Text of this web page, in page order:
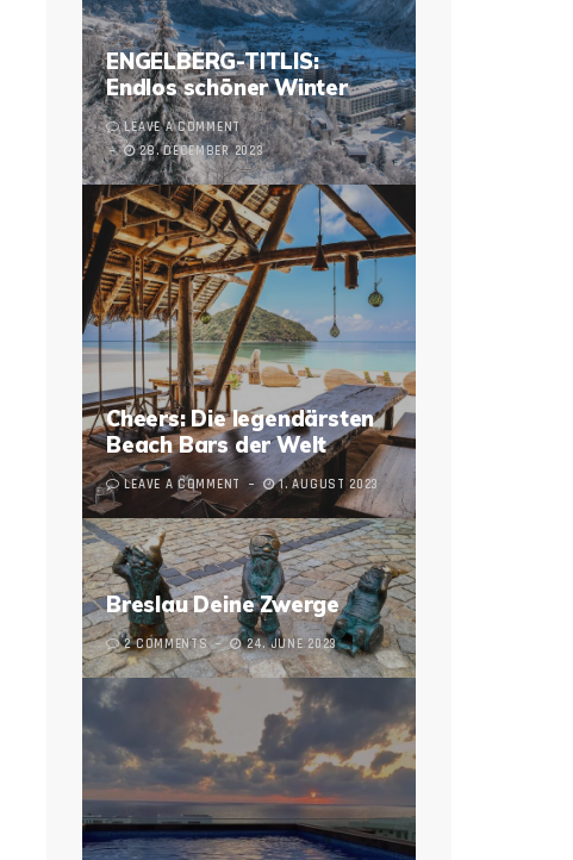
ENGELBERG-TITLIS:
Endlos schöner Winter
LEAVE A COMMENT
28. DECEMBER 2023
Cheers: Die legendärsten
Beach Bars der Welt
LEAVE A COMMENT 1. AUGUST 2023
Breslau Deine Zwerge
2 COMMENTS 24. JUNE 2023